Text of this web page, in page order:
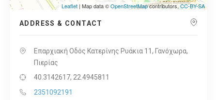
Leaflet| Map data ©OpenStreetMapcontributors,CC-BY-SA
ADDRESS & CONTACT
Επαρχιακή Οδός Κατερίνης Ρυάκια 11, Γανόχωρα,
Πιερίας
40.3142617, 22.4945811
2351092191